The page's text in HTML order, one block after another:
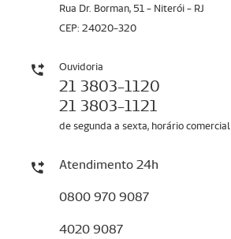
Rua Dr. Borman, 51 - Niterói - RJ
CEP: 24020-320
Ouvidoria
21 3803-1120
21 3803-1121
de segunda a sexta, horário comercial
Atendimento 24h
0800 970 9087
4020 9087